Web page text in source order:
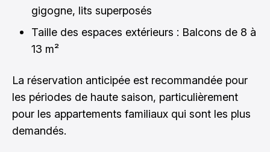
gigogne, lits superposés
Taille des espaces extérieurs : Balcons de 8 à
13 m²
La réservation anticipée est recommandée pour
les périodes de haute saison, particulièrement
pour les appartements familiaux qui sont les plus
demandés.